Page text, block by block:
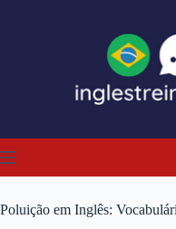
Poluição em Inglês: